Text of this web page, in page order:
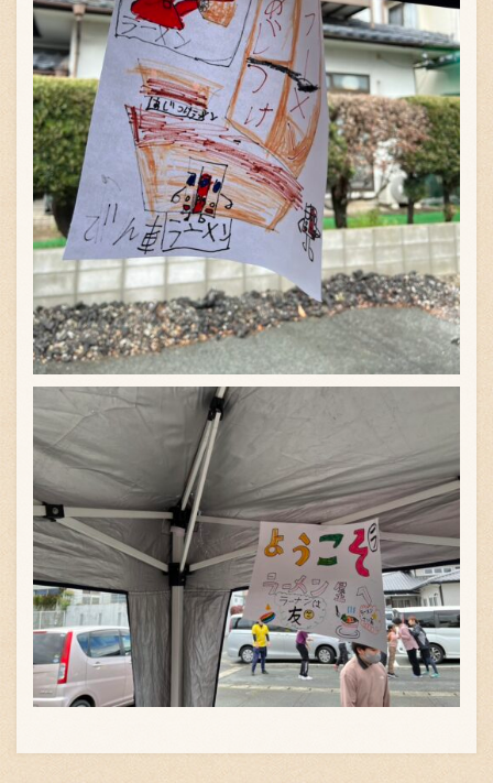
〒869-1107 熊本県菊池郡菊陽町辛川448
TEL:096-349-2222
FAX:096-349-2288